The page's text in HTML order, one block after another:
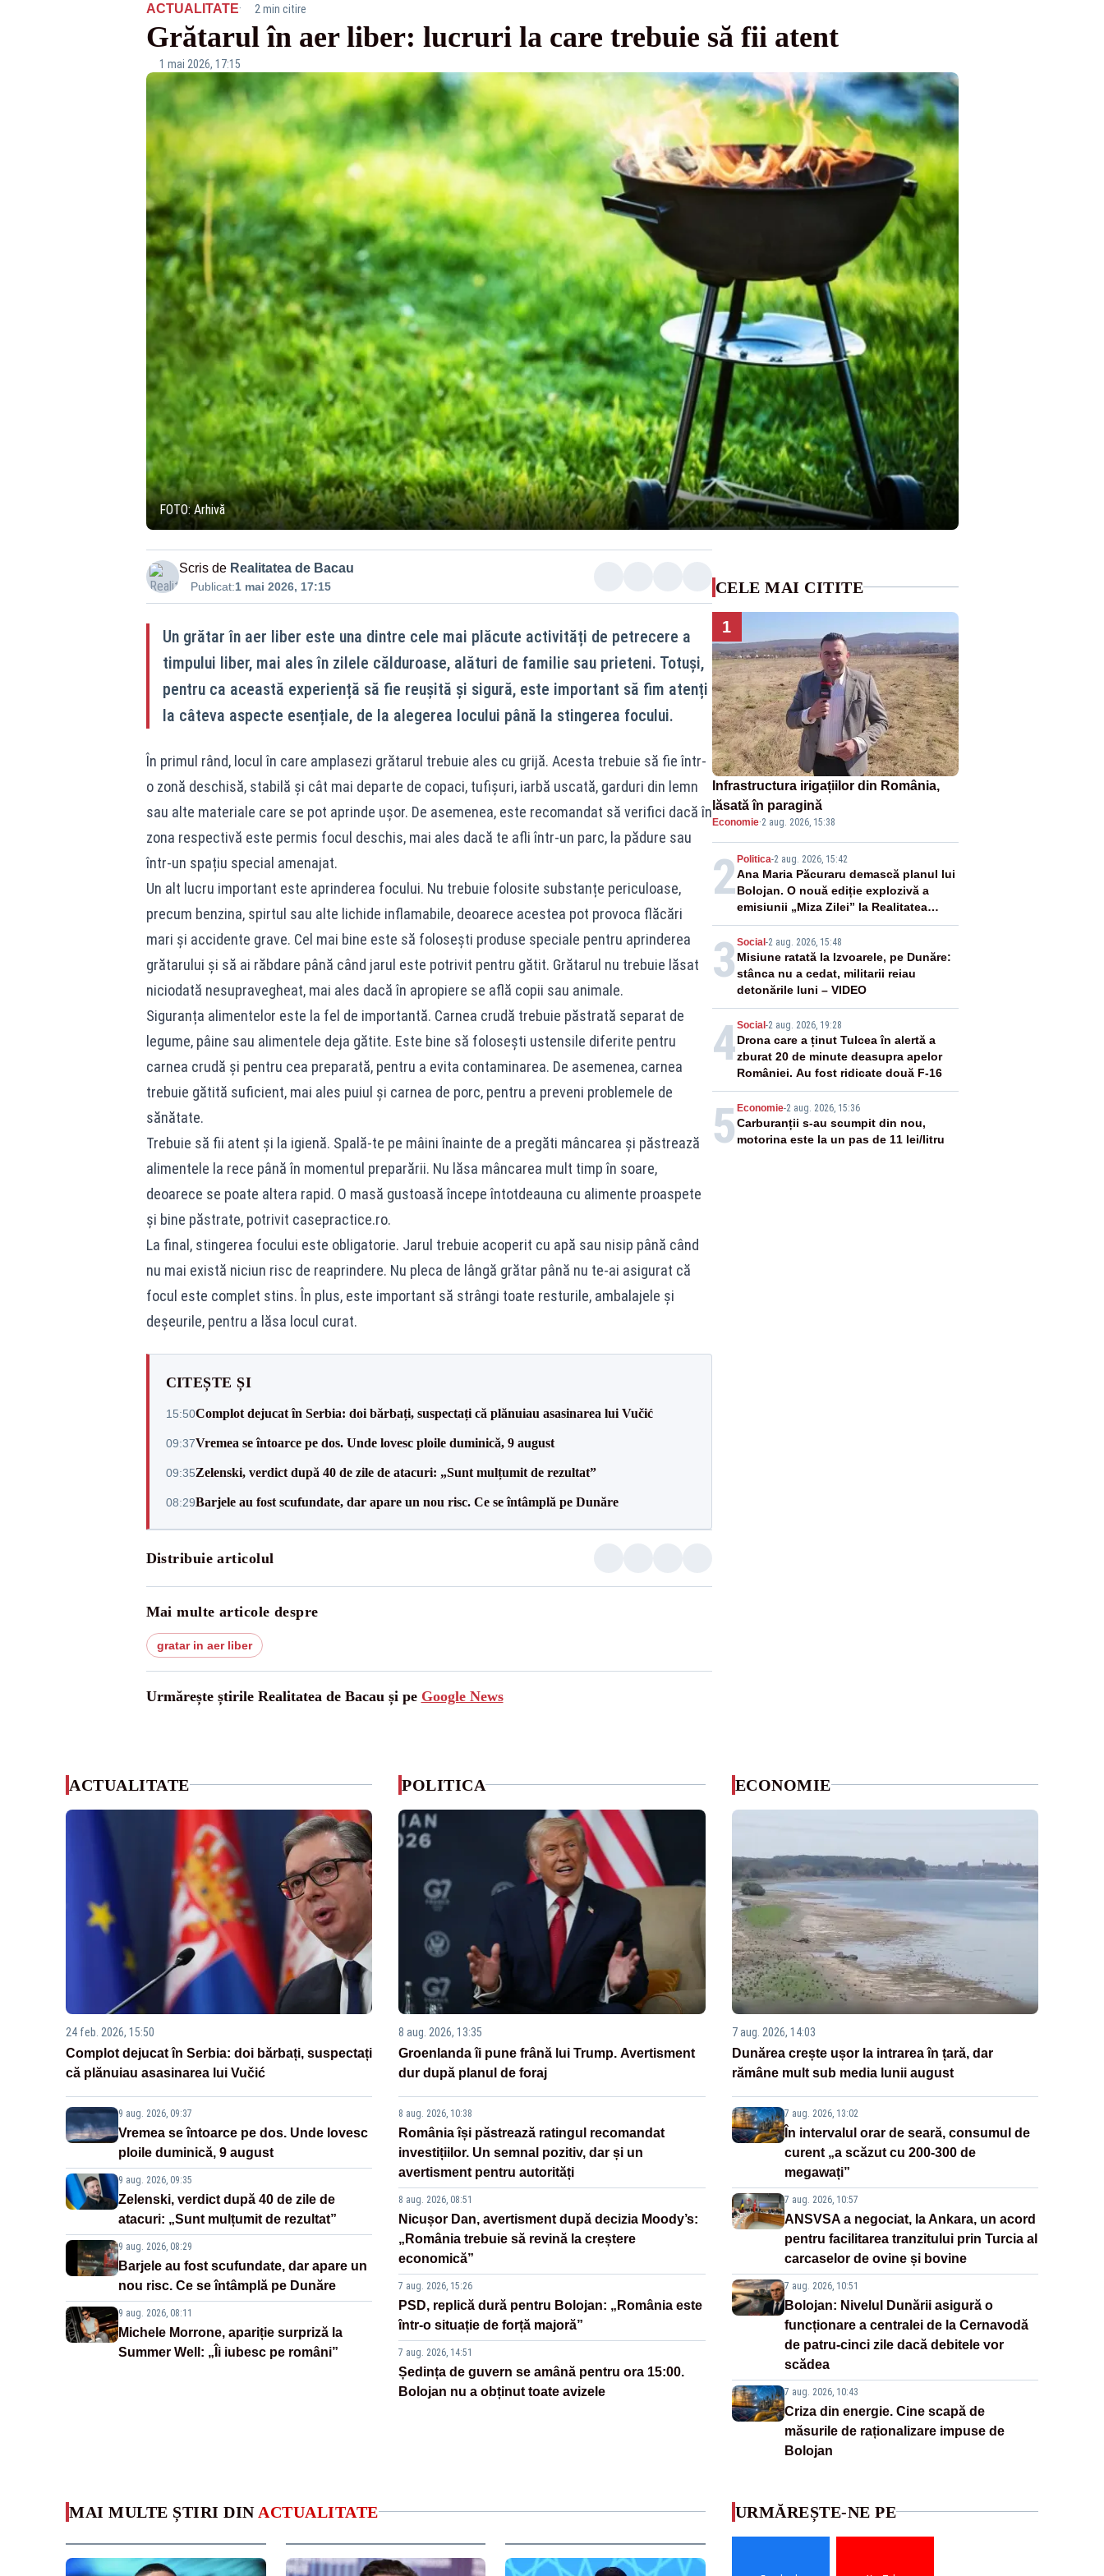
ACTUALITATE· 2 min citire
Grătarul în aer liber: lucruri la care trebuie să fii atent
1 mai 2026, 17:15
FOTO: Arhivă
Scris de Realitatea de Bacau
Publicat:1 mai 2026, 17:15
Un grătar în aer liber este una dintre cele mai plăcute activități de petrecere a
timpului liber, mai ales în zilele călduroase, alături de familie sau prieteni. Totuși,
pentru ca această experiență să fie reușită și sigură, este important să fim atenți
la câteva aspecte esențiale, de la alegerea locului până la stingerea focului.
În primul rând, locul în care amplasezi grătarul trebuie ales cu grijă. Acesta trebuie să fie într-
o zonă deschisă, stabilă și cât mai departe de copaci, tufișuri, iarbă uscată, garduri din lemn
sau alte materiale care se pot aprinde ușor. De asemenea, este recomandat să verifici dacă în
zona respectivă este permis focul deschis, mai ales dacă te afli într-un parc, la pădure sau
într-un spațiu special amenajat.
Un alt lucru important este aprinderea focului. Nu trebuie folosite substanțe periculoase,
precum benzina, spirtul sau alte lichide inflamabile, deoarece acestea pot provoca flăcări
mari și accidente grave. Cel mai bine este să folosești produse speciale pentru aprinderea
grătarului și să ai răbdare până când jarul este potrivit pentru gătit. Grătarul nu trebuie lăsat
niciodată nesupravegheat, mai ales dacă în apropiere se află copii sau animale.
Siguranța alimentelor este la fel de importantă. Carnea crudă trebuie păstrată separat de
legume, pâine sau alimentele deja gătite. Este bine să folosești ustensile diferite pentru
carnea crudă și pentru cea preparată, pentru a evita contaminarea. De asemenea, carnea
trebuie gătită suficient, mai ales puiul și carnea de porc, pentru a preveni problemele de
sănătate.
Trebuie să fii atent și la igienă. Spală-te pe mâini înainte de a pregăti mâncarea și păstrează
alimentele la rece până în momentul preparării. Nu lăsa mâncarea mult timp în soare,
deoarece se poate altera rapid. O masă gustoasă începe întotdeauna cu alimente proaspete
și bine păstrate, potrivit casepractice.ro.
La final, stingerea focului este obligatorie. Jarul trebuie acoperit cu apă sau nisip până când
nu mai există niciun risc de reaprindere. Nu pleca de lângă grătar până nu te-ai asigurat că
focul este complet stins. În plus, este important să strângi toate resturile, ambalajele și
deșeurile, pentru a lăsa locul curat.
CITEȘTE ȘI
15:50Complot dejucat în Serbia: doi bărbați, suspectați că plănuiau asasinarea lui Vučić
09:37Vremea se întoarce pe dos. Unde lovesc ploile duminică, 9 august
09:35Zelenski, verdict după 40 de zile de atacuri: „Sunt mulțumit de rezultat”
08:29Barjele au fost scufundate, dar apare un nou risc. Ce se întâmplă pe Dunăre
Distribuie articolul
Mai multe articole despre
gratar in aer liber
Urmărește știrile Realitatea de Bacau și pe Google News
CELE MAI CITITE
1
Infrastructura irigațiilor din România,
lăsată în paragină
Economie·2 aug. 2026, 15:38
2Politica-2 aug. 2026, 15:42
Ana Maria Păcuraru demască planul lui
Bolojan. O nouă ediție explozivă a
emisiunii „Miza Zilei” la Realitatea
PLUS
3 Social-2 aug. 2026, 15:48
Misiune ratată la Izvoarele, pe Dunăre:
stânca nu a cedat, militarii reiau
detonările luni – VIDEO
4Social-2 aug. 2026, 19:28
Drona care a ținut Tulcea în alertă a
zburat 20 de minute deasupra apelor
României. Au fost ridicate două F-16
5 Economie-2 aug. 2026, 15:36
Carburanții s-au scumpit din nou,
motorina este la un pas de 11 lei/litru
ACTUALITATE
24 feb. 2026, 15:50
Complot dejucat în Serbia: doi bărbați, suspectați
că plănuiau asasinarea lui Vučić
9 aug. 2026, 09:37
Vremea se întoarce pe dos. Unde lovesc
ploile duminică, 9 august
9 aug. 2026, 09:35
Zelenski, verdict după 40 de zile de
atacuri: „Sunt mulțumit de rezultat”
9 aug. 2026, 08:29
Barjele au fost scufundate, dar apare un
nou risc. Ce se întâmplă pe Dunăre
9 aug. 2026, 08:11
Michele Morrone, apariție surpriză la
Summer Well: „Îi iubesc pe români”
POLITICA
8 aug. 2026, 13:35
Groenlanda îi pune frână lui Trump. Avertisment
dur după planul de foraj
8 aug. 2026, 10:38
România își păstrează ratingul recomandat
investițiilor. Un semnal pozitiv, dar și un
avertisment pentru autorități
8 aug. 2026, 08:51
Nicușor Dan, avertisment după decizia Moody’s:
„România trebuie să revină la creștere
economică”
7 aug. 2026, 15:26
PSD, replică dură pentru Bolojan: „România este
într-o situație de forță majoră”
7 aug. 2026, 14:51
Ședința de guvern se amână pentru ora 15:00.
Bolojan nu a obținut toate avizele
ECONOMIE
7 aug. 2026, 14:03
Dunărea crește ușor la intrarea în țară, dar
rămâne mult sub media lunii august
7 aug. 2026, 13:02
În intervalul orar de seară, consumul de
curent „a scăzut cu 200-300 de
megawați”
7 aug. 2026, 10:57
ANSVSA a negociat, la Ankara, un acord
pentru facilitarea tranzitului prin Turcia al
carcaselor de ovine și bovine
7 aug. 2026, 10:51
Bolojan: Nivelul Dunării asigură o
funcționare a centralei de la Cernavodă
de patru-cinci zile dacă debitele vor
scădea
7 aug. 2026, 10:43
Criza din energie. Cine scapă de
măsurile de raționalizare impuse de
Bolojan
MAI MULTE ȘTIRI DIN ACTUALITATE URMĂREȘTE-NE PE